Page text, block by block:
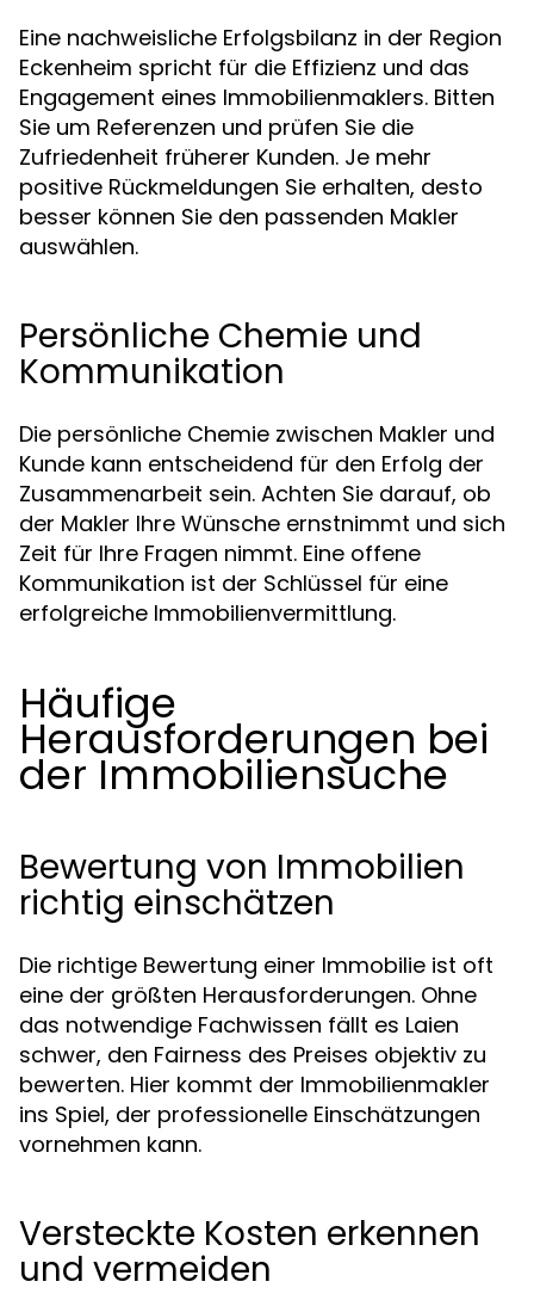
Eine nachweisliche Erfolgsbilanz in der Region
Eckenheim spricht für die Effizienz und das
Engagement eines Immobilienmaklers. Bitten
Sie um Referenzen und prüfen Sie die
Zufriedenheit früherer Kunden. Je mehr
positive Rückmeldungen Sie erhalten, desto
besser können Sie den passenden Makler
auswählen.
Persönliche Chemie und
Kommunikation
Die persönliche Chemie zwischen Makler und
Kunde kann entscheidend für den Erfolg der
Zusammenarbeit sein. Achten Sie darauf, ob
der Makler Ihre Wünsche ernstnimmt und sich
Zeit für Ihre Fragen nimmt. Eine offene
Kommunikation ist der Schlüssel für eine
erfolgreiche Immobilienvermittlung.
Häufige
Herausforderungen bei
der Immobiliensuche
Bewertung von Immobilien
richtig einschätzen
Die richtige Bewertung einer Immobilie ist oft
eine der größten Herausforderungen. Ohne
das notwendige Fachwissen fällt es Laien
schwer, den Fairness des Preises objektiv zu
bewerten. Hier kommt der Immobilienmakler
ins Spiel, der professionelle Einschätzungen
vornehmen kann.
Versteckte Kosten erkennen
und vermeiden